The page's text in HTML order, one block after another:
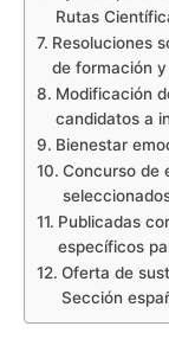
Rutas
Resoluciones
de formación
Modificación
candidatos a
Bienestar
Concurso de
Publicadas
específicos
Oferta de
Sección